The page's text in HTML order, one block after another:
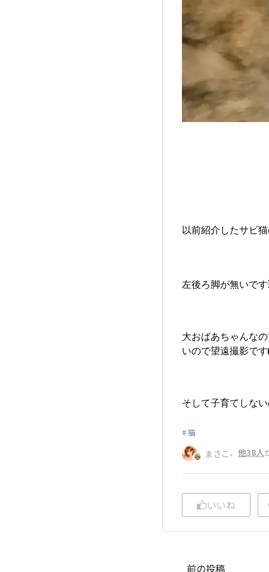
以前紹介したサビ
左後ろ脚が無いで
大おばあちゃんな
いので望遠撮影で
そして子育てしな
猫
まさこ 、 他38人
いいね
前の投稿